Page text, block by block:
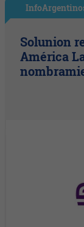
Solunion
América